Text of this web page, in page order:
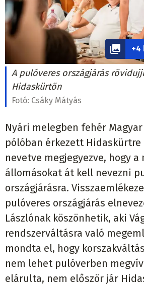
+4
A pulóveres országjárás
Hidaskürtön
Fotó: Csáky Mátyás
Nyári melegben fehér Magyar
pólóban érkezett Hidaskürtre
nevetve megjegyezve, hogy a
állomásokat át kell nevezni
országjárásra.
pulóveres országjárás
Lászlónak köszönhetik, aki
rendszerváltásra való
mondta el, hogy
nem lehet pulóverben
elárulta, nem először jár